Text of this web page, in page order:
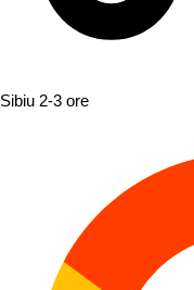
Sibiu 2-3 ore